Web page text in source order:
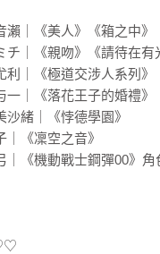
｜《美人》《箱之中》
｜《親吻》《請待在有
｜《極道交涉人系列》
｜《落花王子的婚禮》
緒｜《悖德學園》
《凜空之音》
《機動戰士鋼彈00》角